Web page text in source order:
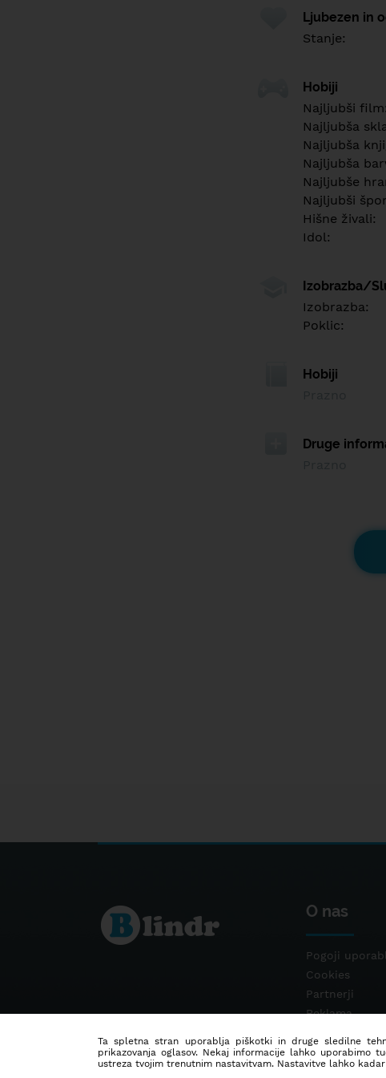
Ljubezen in
Stanje:
Hobiji
Najljubši film:
Najljubša
Najljubša
Najljubša
Najljubše
Najljubši
Hišne živali:
Idol:
Izobrazba/
Izobrazba:
Poklic:
Hobiji
Druge
O nas
Pogoji
Cookies
Partnerji
Reklama
Ta spletna stran uporablja piškotki in druge sledilne
prikazovanja oglasov. Nekaj informacije lahko uporabimo
ustreza tvojim trenutnim nastavitvam. Nastavitve lahko